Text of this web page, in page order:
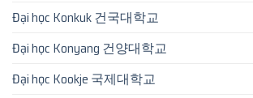
Đại học Konkuk 건국대학교
Đại học Konyang 건양대학교
Đại học Kookje 국제대학교